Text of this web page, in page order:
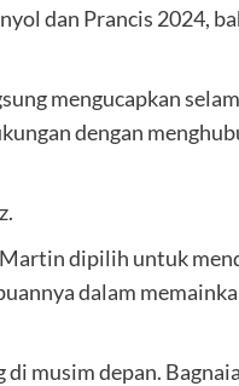
dan Prancis 2024,
mengucapkan
dengan
dipilih untuk
dalam
musim depan.